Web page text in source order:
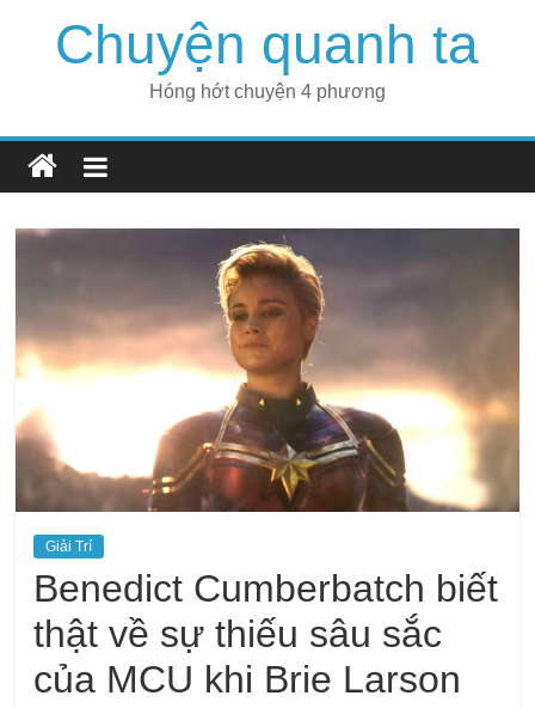
Chuyện quanh ta
Hóng hớt chuyện 4 phương
Giải Trí
Benedict Cumberbatch biết
thật về sự thiếu sâu sắc
của MCU khi Brie Larson